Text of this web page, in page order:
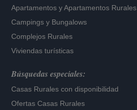
Apartamentos yApartamentos Rurales
Campings y Bungalows
Complejos Rurales
Viviendas turísticas
Búsquedas especiales:
Casas Rurales con disponibilidad
Ofertas Casas Rurales